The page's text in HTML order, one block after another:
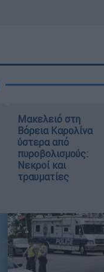
Μακελειό στη
Βόρεια Καρολίνα
ύστερα από
πυροβολισμούς:
Νεκροί και
τραυματίες